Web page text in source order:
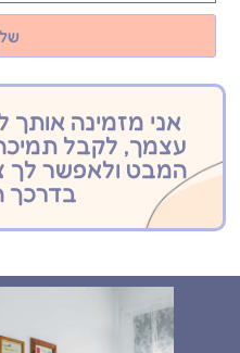
אני מזמינה אותך
עצמך, לקבל
המבט ולאפשר לך
בדרכך